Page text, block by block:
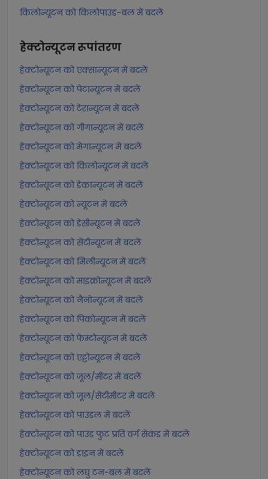
किलोन्यूटन को किलोपाउंड-बल में बदलें
हेक्टोन्यूटनरूपांतरण
हेक्टोन्यूटन को एक्सान्यूटन में बदलें
हेक्टोन्यूटन को पेटान्यूटन में बदलें
हेक्टोन्यूटन को टेरान्यूटन में बदलें
हेक्टोन्यूटन को गीगान्यूटन में बदलें
हेक्टोन्यूटन को मेगान्यूटन में बदलें
हेक्टोन्यूटन को किलोन्यूटन में बदलें
हेक्टोन्यूटन को डेकान्यूटन में बदलें
हेक्टोन्यूटन को न्यूटन में बदलें
हेक्टोन्यूटन को डेसीन्यूटन में बदलें
हेक्टोन्यूटन को सेंटीन्यूटन में बदलें
हेक्टोन्यूटन को मिलीन्यूटन में बदलें
हेक्टोन्यूटन को माइक्रोन्यूटन में बदलें
हेक्टोन्यूटन को नैनोन्यूटन में बदलें
हेक्टोन्यूटन को पिकोन्यूटन में बदलें
हेक्टोन्यूटन को फेम्टोन्यूटन में बदलें
हेक्टोन्यूटन को एट्टोन्यूटन में बदलें
हेक्टोन्यूटन को जूल/मीटर में बदलें
हेक्टोन्यूटन को जूल/सेंटीमीटर में बदलें
हेक्टोन्यूटन को पाउंडल में बदलें
हेक्टोन्यूटन को पाउंड फुट प्रति वर्ग सेकंड में बदलें
हेक्टोन्यूटन को डाइन में बदलें
हेक्टोन्यूटन को लघु टन-बल में बदलें